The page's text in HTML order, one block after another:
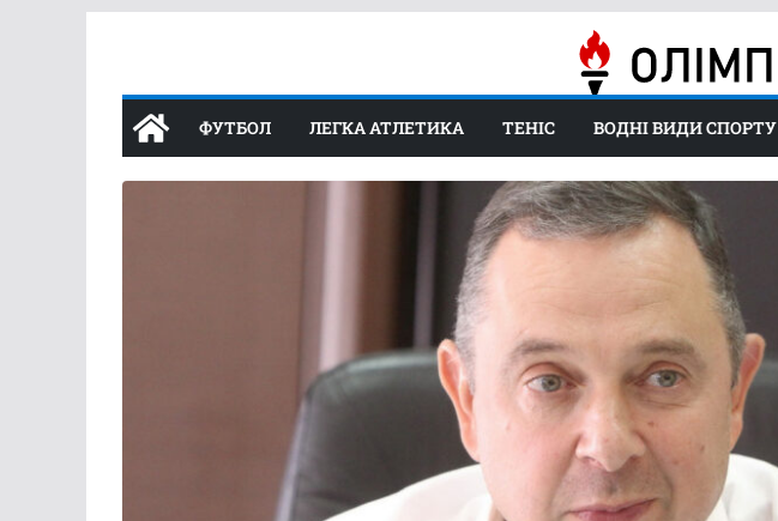
ФУТБОЛ ЛЕГКА АТЛЕТИКА ТЕНІС ВОДНІ ВИДИ СПОРТУ